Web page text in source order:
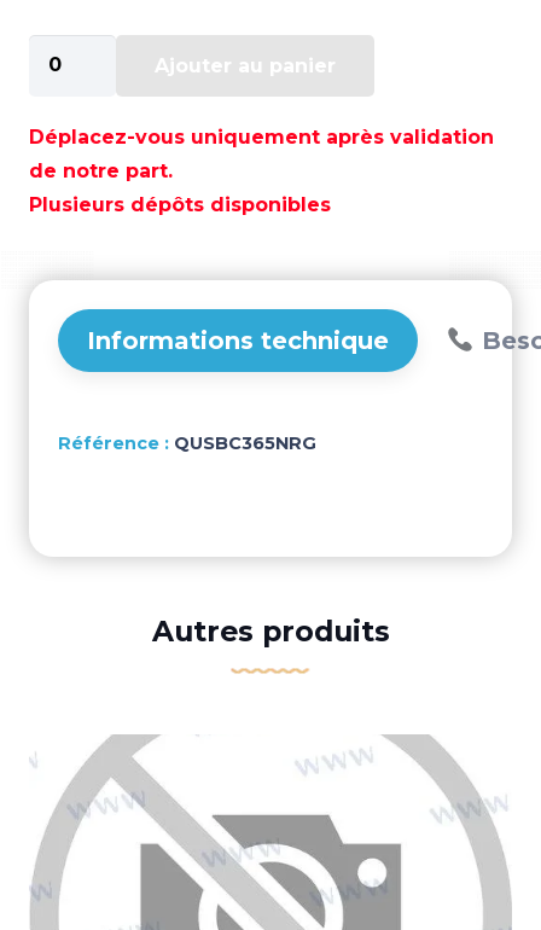
de
BATTERIE
15A
24V
Ajouter au panier
Déplacez-vous uniquement après validation
de notre part.
Plusieurs dépôts disponibles
Informations technique
QUSBC365NRG
Autres produits